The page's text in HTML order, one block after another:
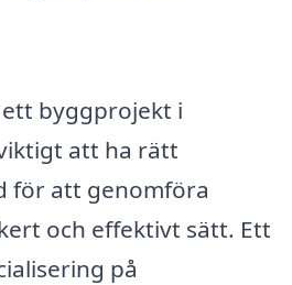
byggprojekt i
att ha rätt
för att genomföra
och effektivt sätt. Ett
på